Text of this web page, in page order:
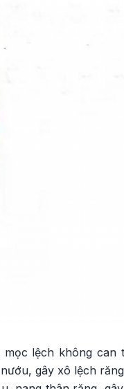
lệch không can
gây xô lệch